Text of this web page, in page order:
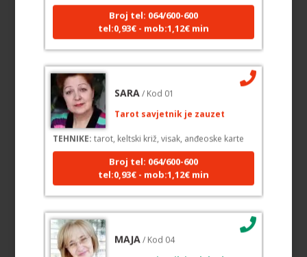
Broj tel: 064/600-600
tel:0,93€ - mob:1,12€ min
TEHNIKE:tarot, keltski križ, visak, anđeoske karte
Broj tel: 064/600-600
tel:0,93€ - mob:1,12€ min